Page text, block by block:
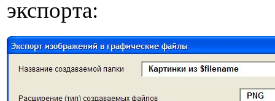
экспорта: